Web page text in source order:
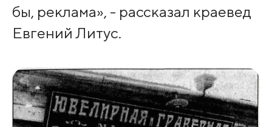
бы, реклама», - рассказал краевед
Евгений Литус.